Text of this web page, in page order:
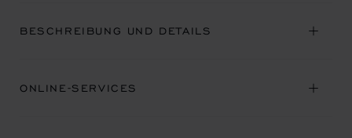
BESCHREIBUNG UND DETAILS
ONLINE-SERVICES